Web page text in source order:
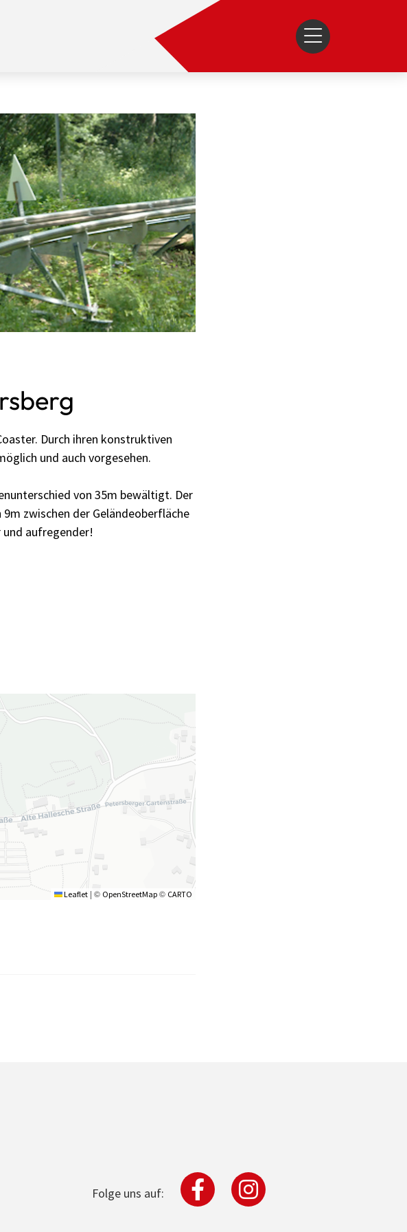
Durch ihren konstruktiven
und auch vorgesehen.
von 35m bewältigt. Der
zwischen der Geländeoberfläche
aufregender!
Leaflet | © OpenStreetMap © CARTO
Folge uns auf: